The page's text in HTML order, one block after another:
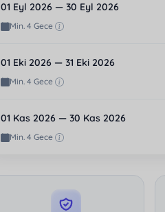
01 Eyl 2026 — 30 Eyl 2026
Min. 4 Gece
01 Eki 2026 — 31 Eki 2026
Min. 4 Gece
01 Kas 2026 — 30 Kas 2026
Min. 4 Gece